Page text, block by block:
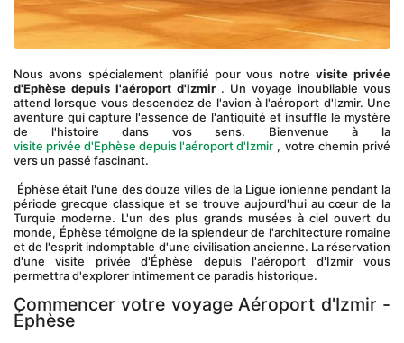
Nous avons spécialement planifié pour vous notre visite privée
d'Ephèse depuis l'aéroport d'Izmir . Un voyage inoubliable vous
attend lorsque vous descendez de l'avion à l'aéroport d'Izmir. Une
aventure qui capture l'essence de l'antiquité et insuffle le mystère
de l'histoire dans vos sens. Bienvenue à la
visite privée d'Ephèse depuis l'aéroport d'Izmir , votre chemin privé
vers un passé fascinant.
période grecque classique et se trouve aujourd'hui au cœur de la
Turquie moderne. L'un des plus grands musées à ciel ouvert du
monde, Éphèse témoigne de la splendeur de l'architecture romaine
et de l'esprit indomptable d'une civilisation ancienne. La réservation
d'une visite privée d'Éphèse depuis l'aéroport d'Izmir vous
permettra d'explorer intimement ce paradis historique.
Commencer votre voyage Aéroport d'Izmir -
Éphèse